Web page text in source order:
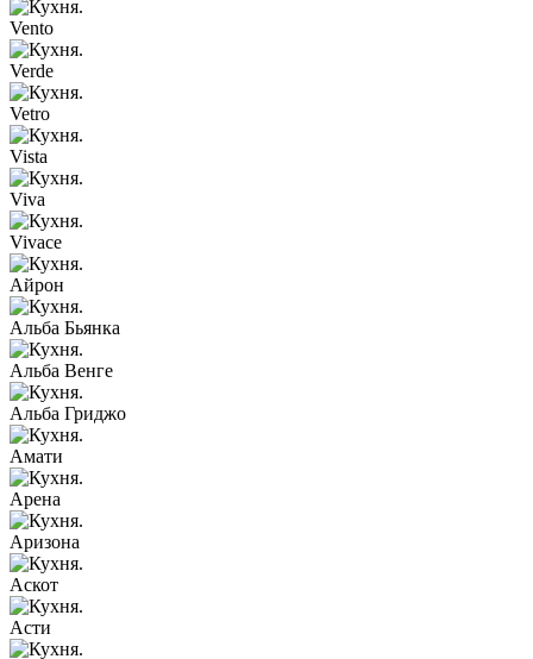
Vento
Verde
Vetro
Vista
Viva
Vivace
Айрон
Альба Бьянка
Альба Венге
Альба Гриджо
Амати
Арена
Аризона
Аскот
Асти